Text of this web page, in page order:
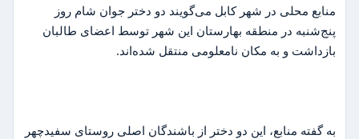
منابع محلی در شهر کابل می‌گویند دو دختر جوان شام روز
پنج‌شنبه در منطقه بهارستان این شهر توسط اعضای طالبان
بازداشت و به مکان نامعلومی منتقل شده‌اند.
به گفته منابع، این دو دختر از باشندگان اصلی روستای سفیدچهر